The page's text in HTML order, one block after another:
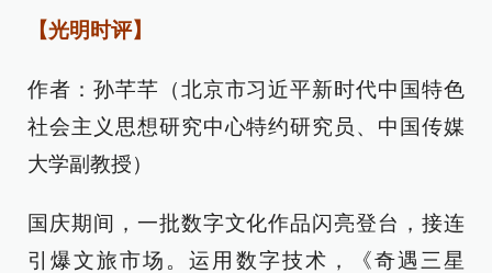
【光明时评】
作者：孙芊芊（北京市习近平新时代中国特色
社会主义思想研究中心特约研究员、中国传媒
大学副教授）
国庆期间，一批数字文化作品闪亮登台，接连
引爆文旅市场。运用数字技术，《奇遇三星